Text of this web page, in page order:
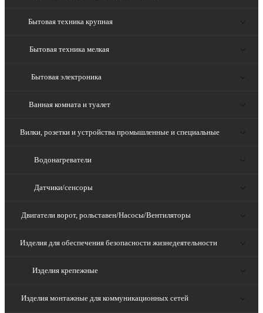
Бытовая техника крупная
Бытовая техника мелкая
Бытовая электроника
Ванная комната и туалет
Вилки, розетки и устройства промышленные и специальные
Водонагреватели
Датчики/сенсоры
Двигатели ворот, рольставен/Насосы/Вентиляторы
Изделия для обеспечения безопасности жизнедеятельности
Изделия крепежные
Изделия монтажные для коммуникационных сетей